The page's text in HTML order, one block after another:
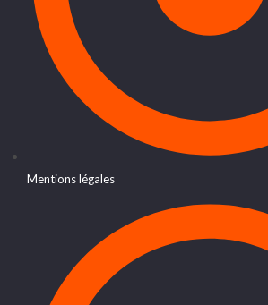
Mentions légales